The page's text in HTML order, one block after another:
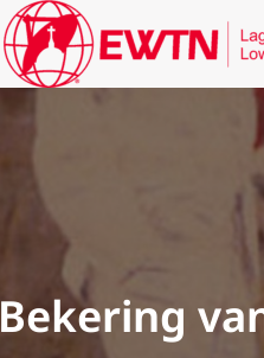
Bekering